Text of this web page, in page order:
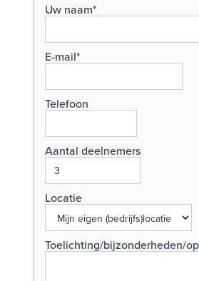
Uw naam*
E-mail*
Telefoon
Aantal deelnemers
Locatie
Toelichting/bijzonderheden/